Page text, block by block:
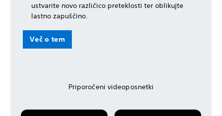
ustvarite novo različico preteklosti ter oblikujte
lastno zapuščino.
Več o tem
Priporočeni videoposnetki